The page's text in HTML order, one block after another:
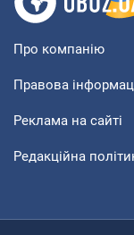
Про компанію
Правова
Реклама на сайті
Редакційна